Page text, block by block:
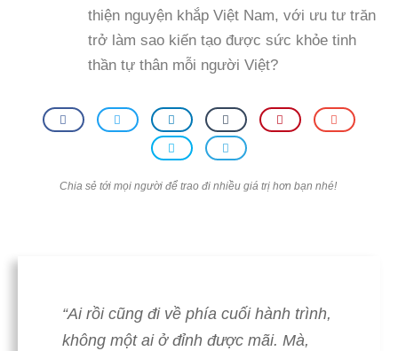
thiện nguyện khắp Việt Nam, với ưu tư trăn
trở làm sao kiến tạo được sức khỏe tinh
thần tự thân mỗi người Việt?
Chia sẻ tới mọi người để trao đi nhiều giá trị hơn bạn nhé!
“Ai rồi cũng đi về phía cuối hành trình,
không một ai ở đỉnh được mãi. Mà,